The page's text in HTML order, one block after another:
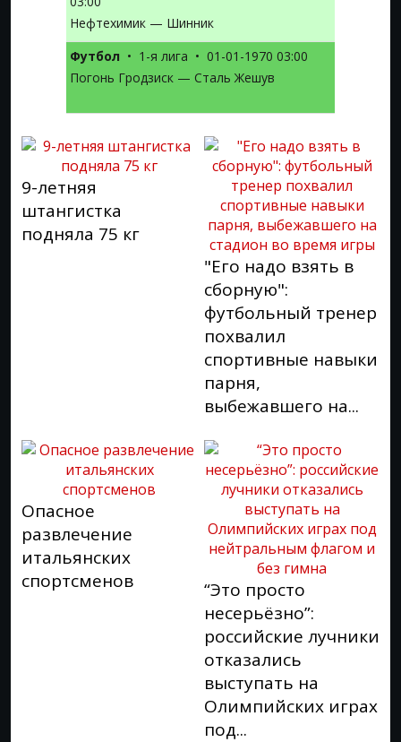
Нефтехимик — Шинник
Футбол • 1-я лига • 01-01-1970 03:00
Погонь Гродзиск — Сталь Жешув
9-летняя
штангистка
подняла 75 кг
"Его надо взять в
сборную":
футбольный тренер
похвалил
спортивные навыки
парня,
выбежавшего на...
Опасное
развлечение
итальянских
спортсменов
“Это просто
несерьёзно”:
российские лучники
отказались
выступать на
Олимпийских играх
под...